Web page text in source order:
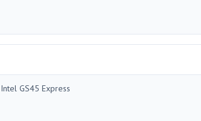
Intel GS45 Express